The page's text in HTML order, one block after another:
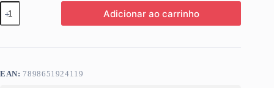
PORCA
ARRUELA
P/
quantidade
Adicionar ao carrinho
EAN: 7898651924119